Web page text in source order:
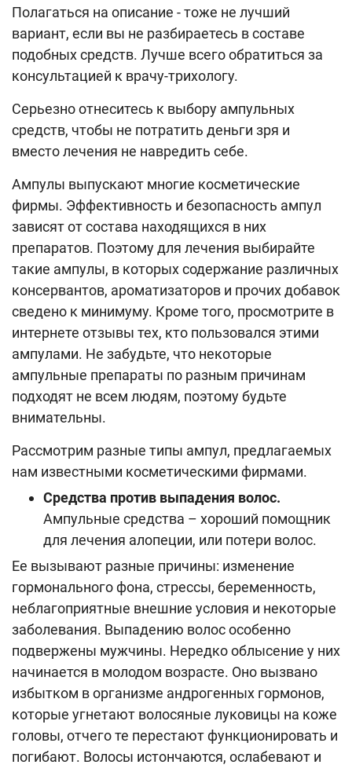
Полагаться на описание - тоже не лучший
вариант, если вы не разбираетесь в составе
подобных средств. Лучше всего обратиться за
консультацией к врачу-трихологу.
Серьезно отнеситесь к выбору ампульных
средств, чтобы не потратить деньги зря и
вместо лечения не навредить себе.
Ампулы выпускают многие косметические
фирмы. Эффективность и безопасность ампул
зависят от состава находящихся в них
препаратов. Поэтому для лечения выбирайте
такие ампулы, в которых содержание различных
консервантов, ароматизаторов и прочих добавок
сведено к минимуму. Кроме того, просмотрите в
интернете отзывы тех, кто пользовался этими
ампулами. Не забудьте, что некоторые
ампульные препараты по разным причинам
подходят не всем людям, поэтому будьте
внимательны.
Рассмотрим разные типы ампул, предлагаемых
нам известными косметическими фирмами.
Средства против выпадения волос.
Ампульные средства – хороший помощник
для лечения алопеции, или потери волос.
Ее вызывают разные причины: изменение
гормонального фона, стрессы, беременность,
неблагоприятные внешние условия и некоторые
заболевания. Выпадению волос особенно
подвержены мужчины. Нередко облысение у них
начинается в молодом возрасте. Оно вызвано
избытком в организме андрогенных гормонов,
которые угнетают волосяные луковицы на коже
головы, отчего те перестают функционировать и
погибают. Волосы истончаются, ослабевают и